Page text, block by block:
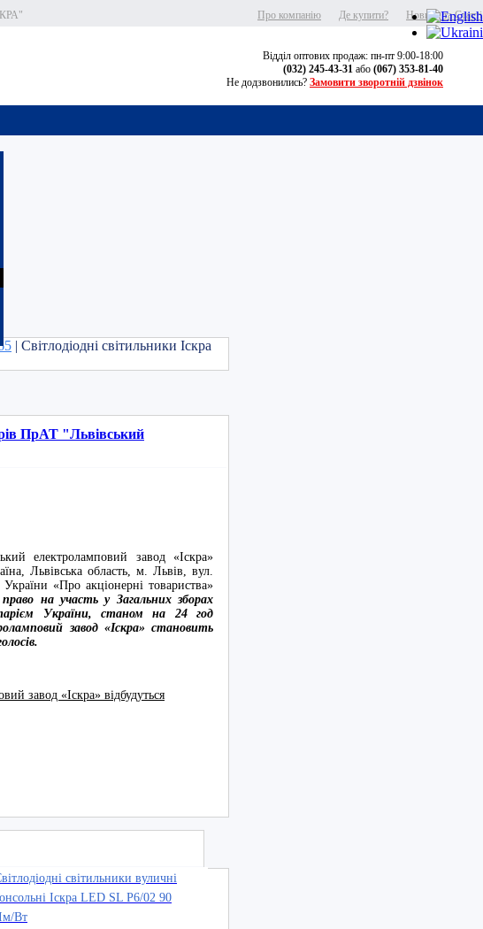
| Світлодіодні світильники Іскра
Новини та Статті
Де купити?
Про компанію
Відділ оптових продаж: пн-пт 9:00-18:00
(032) 245-43-31 або (067) 353-81-40
Не додзвонились? Замовити зворотній дзвінок
ПрАТ "Львівський
завод «Іскра»
Львівська область, м. Львів, вул.
«Про акціонерні товариства»
на участь у Загальних зборах
України, станом на 24 год
завод «Іскра» становить
завод «Іскра» відбудуться
світильники вуличні
Іскра LED SL P6/02 90
Вт